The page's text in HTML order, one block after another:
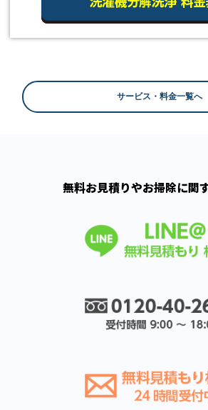
サービス・料金一覧へ
無料お見積りやお掃除に関